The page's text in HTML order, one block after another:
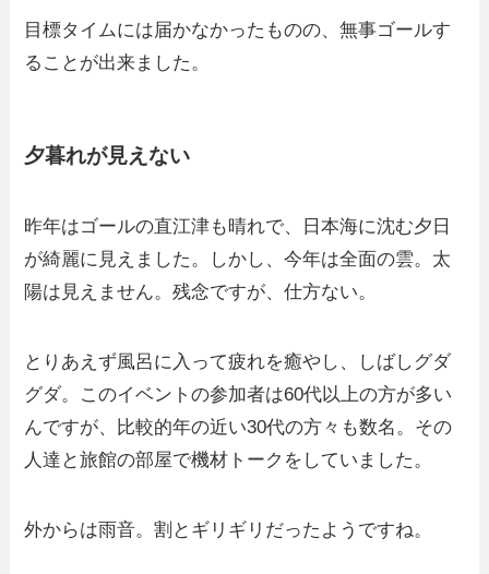
目標タイムには届かなかったものの、無事ゴールす
ることが出来ました。
夕暮れが見えない
昨年はゴールの直江津も晴れで、日本海に沈む夕日
が綺麗に見えました。しかし、今年は全面の雲。太
陽は見えません。残念ですが、仕方ない。
とりあえず風呂に入って疲れを癒やし、しばしグダ
グダ。このイベントの参加者は60代以上の方が多い
んですが、比較的年の近い30代の方々も数名。その
人達と旅館の部屋で機材トークをしていました。
外からは雨音。割とギリギリだったようですね。